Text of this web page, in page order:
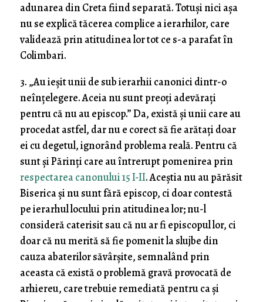
adunarea din Creta fiind separată. Totuși nici așa
nu se explică tăcerea complice a ierarhilor, care
validează prin atitudinea lor tot ce s-a parafat în
Colimbari.
3. „Au ieșit unii de sub ierarhii canonici dintr-o
neînțelegere. Aceia nu sunt preoți adevărați
pentru că nu au episcop.” Da, există și unii care au
procedat astfel, dar nu e corect să fie arătați doar
ei cu degetul, ignorând problema reală. Pentru că
sunt și Părinți care au întrerupt pomenirea prin
respectarea canonului 15 I-II. Aceștia nu au părăsit
Biserica și nu sunt fără episcop, ci doar contestă
pe ierarhul locului prin atitudinea lor; nu-l
consideră caterisit sau că nu ar fi episcopul lor, ci
doar că nu merită să fie pomenit la slujbe din
cauza abaterilor săvârșite, semnalând prin
aceasta că există o problemă gravă provocată de
arhiereu, care trebuie remediată pentru ca și